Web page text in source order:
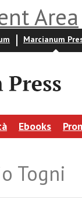
Area
Marcianum
Ebooks
Togni